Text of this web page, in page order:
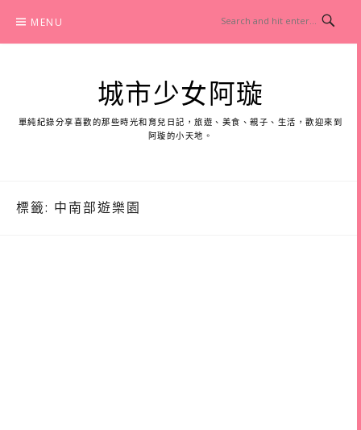
content
MENU
城市少女阿璇
單純紀錄分享喜歡的那些時光和育兒日記，旅遊、美食、親子、生活，歡迎來到
阿璇的小天地。
標籤: 中南部遊樂園